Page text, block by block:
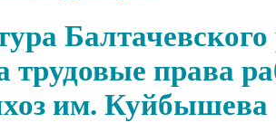
трудовые права
им. Куйбышева